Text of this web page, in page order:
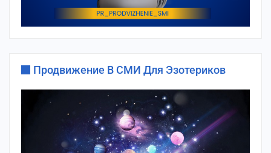
Продвижение В СМИ Для Эзотериков